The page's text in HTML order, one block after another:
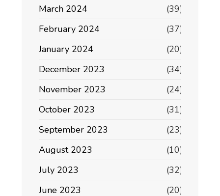
March 2024
(39)
February 2024
(37)
January 2024
(20)
December 2023
(34)
November 2023
(24)
October 2023
(31)
September 2023
(23)
August 2023
(10)
July 2023
(32)
June 2023
(20)